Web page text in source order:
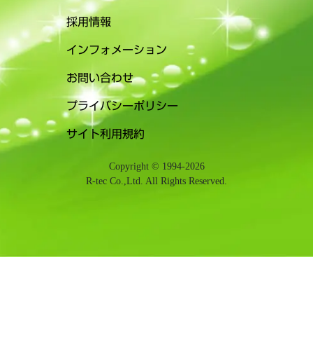
採用情報
インフォメーション
お問い合わせ
プライバシーポリシー
サイト利用規約
Copyright © 1994-2026
R-tec Co.,Ltd. All Rights Reserved.